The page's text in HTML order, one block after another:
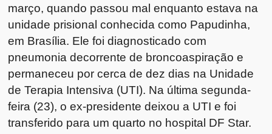
março, quando passou mal enquanto estava na
unidade prisional conhecida como Papudinha,
em Brasília. Ele foi diagnosticado com
pneumonia decorrente de broncoaspiração e
permaneceu por cerca de dez dias na Unidade
de Terapia Intensiva (UTI). Na última segunda-
feira (23), o ex-presidente deixou a UTI e foi
transferido para um quarto no hospital DF Star.